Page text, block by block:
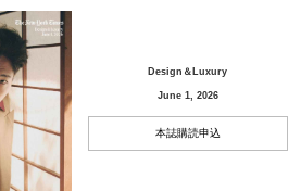
Design＆Luxury
June 1, 2026
本誌購読申込